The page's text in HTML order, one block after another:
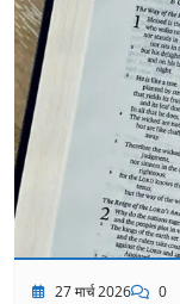
27 मार्च 2026 0